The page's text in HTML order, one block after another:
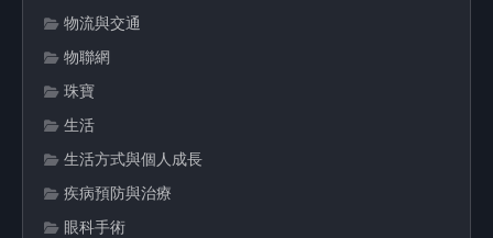
物流與交通
物聯網
珠寶
生活
生活方式與個人成長
疾病預防與治療
眼科手術